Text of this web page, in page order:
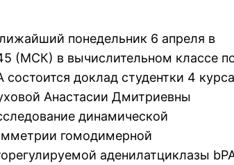
понедельник 6 апреля в
(МСК) в вычислительном классе
состоится доклад студентки 4 курса
Анастасии Дмитриевны
динамической
гомодимерной
аденилатциклазы